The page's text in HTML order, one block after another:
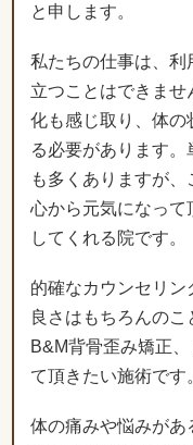
と申します。
私たちの仕事は、利
立つことはできま
化も感じ取り、体の
る必要があります
も多くありますが、
心から元気になって
してくれる院です。
的確なカウンセリ
良さはもちろんの
B&M背骨歪み矯正
て頂きたい施術です
体の痛みや悩みがあ